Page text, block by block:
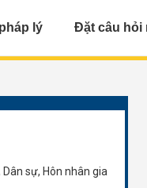
lý Đặt câu hỏi
sự, Hôn nhân gia